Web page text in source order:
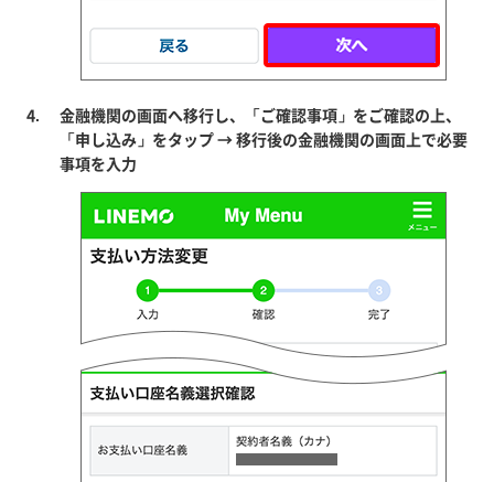
金融機関の画面へ移行し、「ご確認事項」をご確認の上、
「申し込み」をタップ → 移行後の金融機関の画面上で必要
事項を入力